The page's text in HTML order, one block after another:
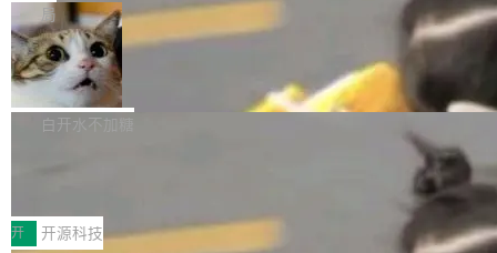
一在人才争夺战中失血的公司。六月，Google
连失两员大将：Noam Shazeer 去了 Op...
er HE-AAC 960 解码 (DAB+) transpose_cuda
filter 添加 AMF Frame Rate Converter (vf_frc
_amf) filter SMPTE 2094-50 元数据支持和直
通 ProRes RAW VideoToolbox 硬件加速器 AP
V ...
Code 在 X 上发帖：「DeepSeek Flash did 8T
tokens on August 1st. 5T of free usage + 3T
on OpenCode Go.」79.8 万次浏览，连带着 #
DeepSeek一天消耗了8万亿# 上了微博热搜——
注意这是 OpenCode 一家的消耗。 OpenCode
不完。」5T 来自免费额度，3T 来自 Go...
局
NetBSD 11.0 正式发布
NetBSD 11.0 现已正式发布，这是 NetBSD 操
作系统的第十八个主要版本。 自 NetBSD 10.1
ve JH71XX 的设备，例如 VisionFive 2、PINE
白开水不加糖
案
享会在上海举办。鸿蒙生态的全场景智慧营销平
开 开源科技